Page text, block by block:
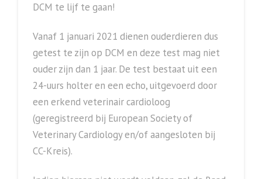
DCM te lijf te gaan!
Vanaf 1 januari 2021 dienen ouderdieren dus
getest te zijn op DCM en deze test mag niet
ouder zijn dan 1 jaar. De test bestaat uit een
24-uurs holter en een echo, uitgevoerd door
een erkend veterinair cardioloog
(geregistreerd bij European Society of
Veterinary Cardiology en/of aangesloten bij
CC-Kreis).